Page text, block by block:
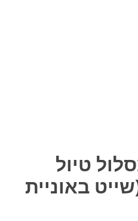
טיול
באוניית